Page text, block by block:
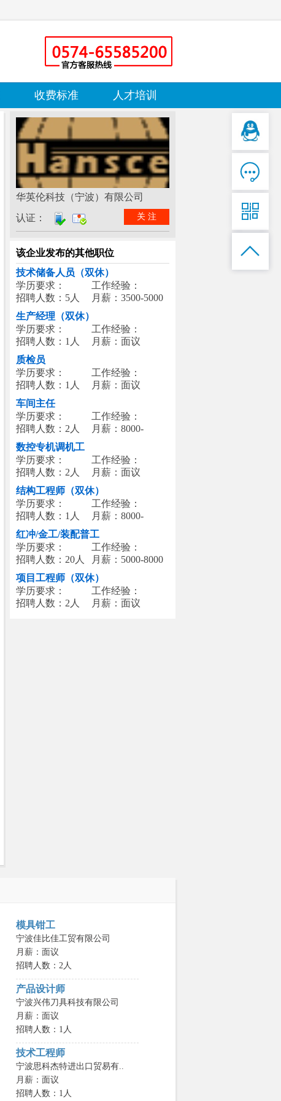
收费标准 人才培训
华英伦科技（宁波）有限公司
认证：
关 注
该企业发布的其他职位
技术储备人员（双休）
学历要求：
工作经验：
招聘人数：5人
月薪：3500-5000
生产经理（双休）
学历要求：
工作经验：
招聘人数：1人
月薪：面议
质检员
学历要求：
工作经验：
招聘人数：1人
月薪：面议
车间主任
学历要求：
工作经验：
招聘人数：2人
月薪：8000-
数控专机调机工
学历要求：
工作经验：
招聘人数：2人
月薪：面议
结构工程师（双休）
学历要求：
工作经验：
招聘人数：1人
月薪：8000-
12000
红冲/金工/装配普工
学历要求：
工作经验：
招聘人数：20人
月薪：5000-8000
项目工程师（双休）
学历要求：
工作经验：
招聘人数：2人
月薪：面议
模具钳工
宁波佳比佳工贸有限公司
月薪：面议
招聘人数：2人
产品设计师
宁波兴伟刀具科技有限公司
月薪：面议
招聘人数：1人
技术工程师
宁波思科杰特进出口贸易有..
月薪：面议
招聘人数：1人


